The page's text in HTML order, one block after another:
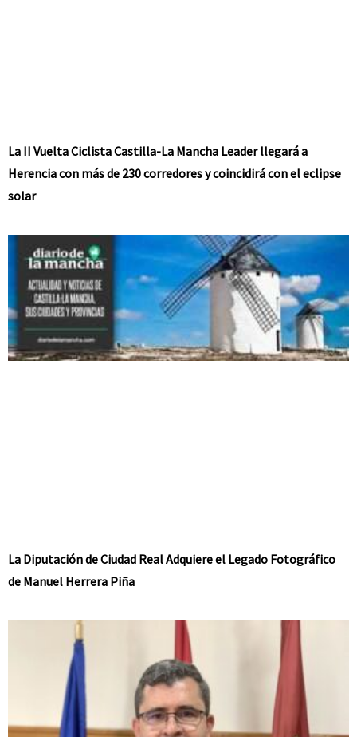
La II Vuelta Ciclista Castilla-La Mancha Leader llegará a
Herencia con más de 230 corredores y coincidirá con el eclipse
solar
La Diputación de Ciudad Real Adquiere el Legado Fotográfico
de Manuel Herrera Piña